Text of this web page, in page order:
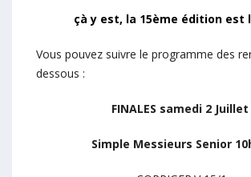
çà y est, la 15ème édition est
Vous pouvez suivre le programme des
dessous :
FINALES samedi 2 Juillet
Simple Messieurs Senior